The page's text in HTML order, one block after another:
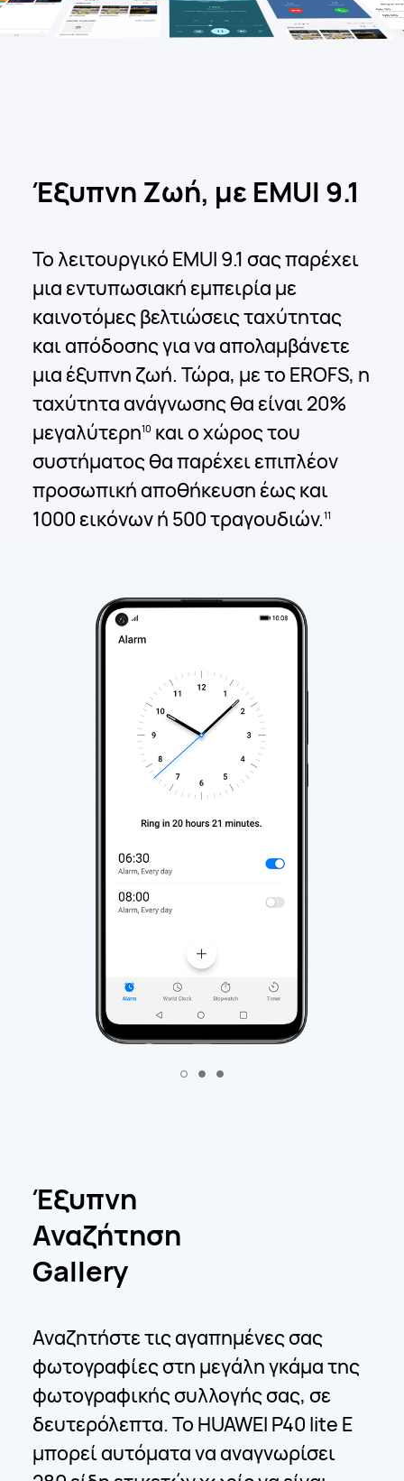
Έξυπνη Ζωή, με EMUI 9.1
Το λειτουργικό EMUI 9.1 σας παρέχει
μια εντυπωσιακή εμπειρία με
καινοτόμες βελτιώσεις ταχύτητας
και απόδοσης για να απολαμβάνετε
μια έξυπνη ζωή. Τώρα, με το EROFS, η
ταχύτητα ανάγνωσης θα είναι 20%
μεγαλύτερη10 και ο χώρος του
συστήματος θα παρέχει επιπλέον
προσωπική αποθήκευση έως και
1000 εικόνων ή 500 τραγουδιών.11
Έξυπνη
Αναζήτηση
Gallery
Αναζητήστε τις αγαπημένες σας
φωτογραφίες στη μεγάλη γκάμα της
φωτογραφικής συλλογής σας, σε
δευτερόλεπτα. Το HUAWEI P40 lite E
μπορεί αυτόματα να αναγνωρίσει